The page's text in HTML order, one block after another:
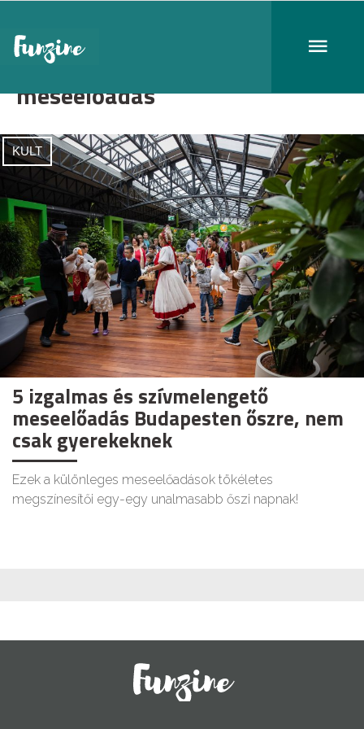
meseelőadás
KULT
5 izgalmas és szívmelengető
meseelőadás Budapesten őszre, nem
csak gyerekeknek
Ezek a különleges meseelőadások tökéletes
megszínesítői egy-egy unalmasabb őszi napnak!